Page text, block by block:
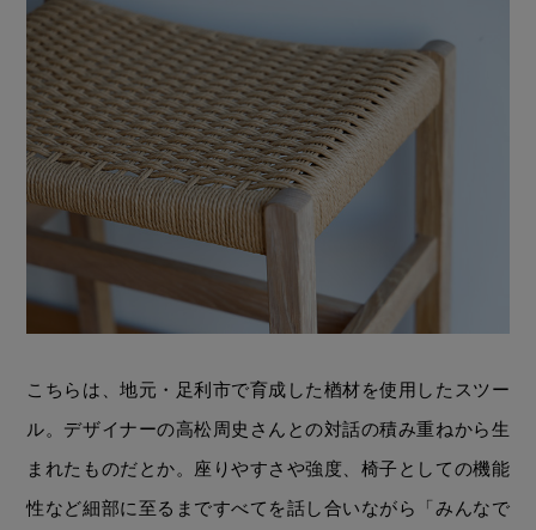
こちらは、地元・足利市で育成した楢材を使用したスツー
ル。デザイナーの高松周史さんとの対話の積み重ねから生
まれたものだとか。座りやすさや強度、椅子としての機能
性など細部に至るまですべてを話し合いながら「みんなで